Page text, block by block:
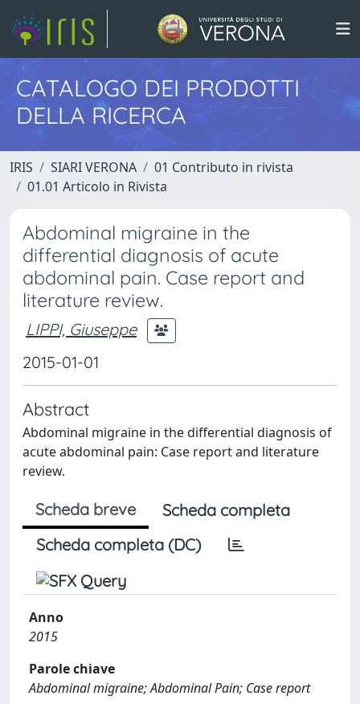
CATALOGO DEI PRODOTTI
DELLA RICERCA
IRIS SIARI VERONA
01 Contributo in rivista
01.01 Articolo in Rivista
Abdominal migraine in the
differential diagnosis of acute
abdominal pain. Case report and
literature review.
LIPPI, Giuseppe
2015-01-01
Abstract
Abdominal migraine in the differential diagnosis of
acute abdominal pain: Case report and literature
review.
Scheda breve
Scheda completa
Scheda completa (DC)
Anno
2015
Parole chiave
Abdominal migraine; Abdominal Pain; Case report